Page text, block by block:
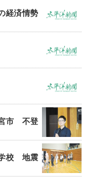
経済情勢
市 不登
校 地震